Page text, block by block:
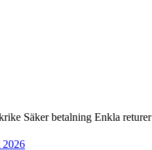
Säker betalning Enkla returer
2026